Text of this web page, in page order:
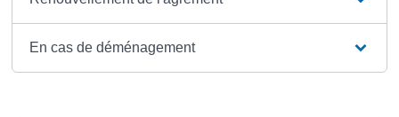
En cas de déménagement